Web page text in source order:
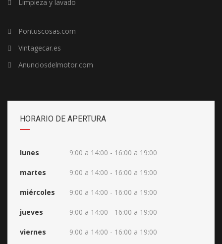
Limpieza y lavado
Pontuscosas.com
Vintagecar.es
Anunciosdelmotor.com
HORARIO DE APERTURA
lunes 9:00 a 14:00 - 16:00 a 19:00
martes 9:00 a 14:00 - 16:00 a 19:00
miércoles 9:00 a 14:00 - 16:00 a 19:00
jueves 9:00 a 14:00 - 16:00 a 19:00
viernes 9:00 a 14:00 - 16:00 a 19:00